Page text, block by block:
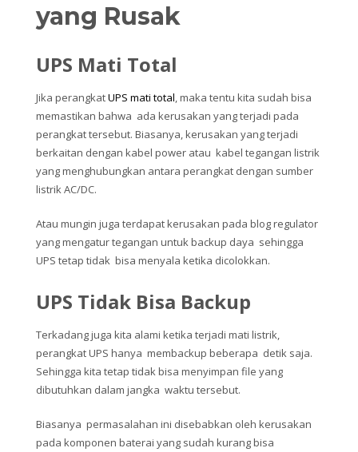
yang Rusak
UPS Mati Total
Jika perangkatUPS mati total, maka tentu kita sudah bisa
memastikan bahwa ada kerusakan yang terjadi pada
perangkat tersebut. Biasanya, kerusakan yang terjadi
berkaitan dengan kabel power atau kabel tegangan listrik
yang menghubungkan antara perangkat dengan sumber
listrik AC/DC.
Atau mungin juga terdapat kerusakan pada blog regulator
yang mengatur tegangan untuk backup daya sehingga
UPS tetap tidak bisa menyala ketika dicolokkan.
UPS Tidak Bisa Backup
Terkadang juga kita alami ketika terjadi mati listrik,
perangkat UPS hanya membackup beberapa detik saja.
Sehingga kita tetap tidak bisa menyimpan file yang
dibutuhkan dalam jangka waktu tersebut.
Biasanya permasalahan ini disebabkan oleh kerusakan
pada komponen baterai yang sudah kurang bisa